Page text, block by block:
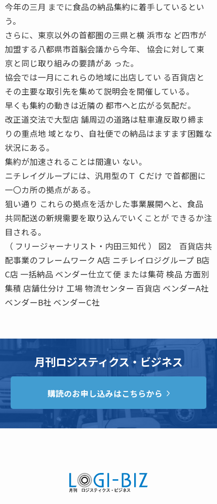
今年の三月 までに食品の納品集約に着手しているとい
う。
さらに、東京以外の首都圏の三県と横 浜市な ど四市が
加盟する八都県市首脳会議から今年、 協会に対して東
京と同じ取り組みの要請があ った。
協会では一月にこれらの地域に出店してい る百貨店と
その主要な取引先を集めて説明会を開催している。
早くも集約の動きは近隣の 都市へと広がる気配だ。
改正道交法で大型店 舗周辺の道路は駐車違反取り締ま
りの重点地 域となり、自社便での納品はますます困難な
状況にある。
集約が加速されることは間違い ない。
ニチレイグループには、汎用型のＴ Ｃだけ で首都圏に
一〇カ所の拠点がある。
狙い通り これらの拠点を活かした事業展開へと、食品
共同配送の新規需要を取り込んでいくことが できるか注
目される。
（ フリージャーナリスト・内田三知代 ） 図2 百貨店共
配事業のフレームワーク A店 ニチレイロジグループ B店
C店 一括納品 ベンダー仕立て便 または集荷 検品 方面別
集積 店舗仕分け 工場 物流センター 百貨店 ベンダーA社
ベンダーB社 ベンダーC社
月刊ロジスティクス・ビジネス
購読のお申し込みはこちらから